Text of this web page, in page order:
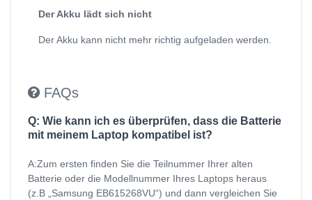
Der Akku lädt sich nicht
Der Akku kann nicht mehr richtig aufgeladen werden.
FAQs
Q: Wie kann ich es überprüfen, dass die Batterie
mit meinem Laptop kompatibel ist?
A:Zum ersten finden Sie die Teilnummer Ihrer alten
Batterie oder die Modellnummer Ihres Laptops heraus
(z.B „Samsung EB615268VU“) und dann vergleichen Sie